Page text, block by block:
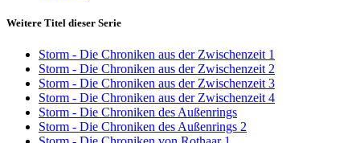
Weitere Titel dieser Serie
Storm - Die Chroniken aus der Zwischenzeit 1
Storm - Die Chroniken aus der Zwischenzeit 2
Storm - Die Chroniken aus der Zwischenzeit 3
Storm - Die Chroniken aus der Zwischenzeit 4
Storm - Die Chroniken des Außenrings
Storm - Die Chroniken des Außenrings 2